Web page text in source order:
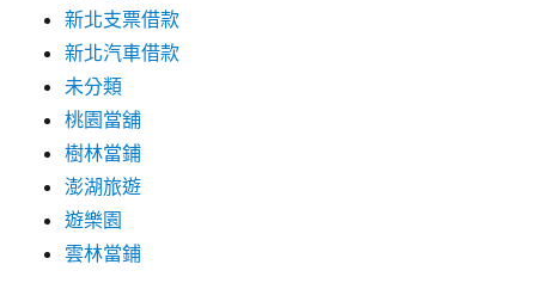
新北支票借款
新北汽車借款
未分類
桃園當舖
樹林當鋪
澎湖旅遊
遊樂園
雲林當鋪